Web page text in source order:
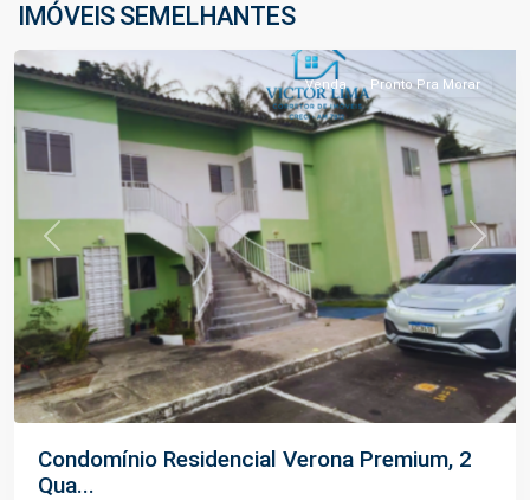
IMÓVEIS SEMELHANTES
Manaus
Previous Next
Venda Pronto Pra Morar
Condomínio Residencial Verona Premium, 2
Qua...